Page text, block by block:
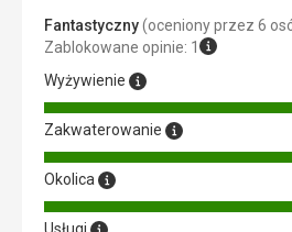
Zakwaterowanie
Bardzo słabe, ledwo
spaliśmy na jednym łóżku.
Usługi
Zobacz podsumowanie
Ta recenzja została
pomocą Google Translate
Fantastyczny(oceniony przez 6
Zablokowane opinie: 1
Wyżywienie
Zakwaterowanie
Okolica
Usługi